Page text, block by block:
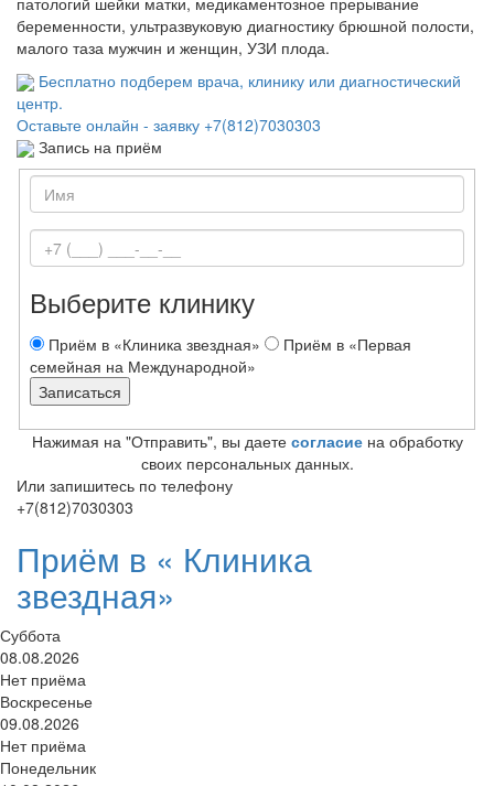
беременности, ультразвуковую диагностику брюшной полости,
малого таза мужчин и женщин, УЗИ плода.
Бесплатно подберем врача, клинику или диагностический
центр.
Оставьте онлайн - заявку +7(812)7030303
Запись на приём
Выберите клинику
Приём в «Клиника звездная»
Приём в «Первая
семейная на Международной»
Нажимая на "Отправить", вы даете согласиена обработку
своих персональных данных.
Или запишитесь по телефону
+7(812)7030303
Приём в « Клиника
звездная»
Суббота
08.08.2026
Нет приёма
Воскресенье
09.08.2026
Нет приёма
Понедельник